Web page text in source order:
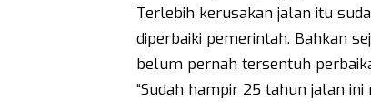
Terlebih kerusakan jalan itu
diperbaiki pemerintah. Bahkan
belum pernah tersentuh
“Sudah hampir 25 tahun jalan